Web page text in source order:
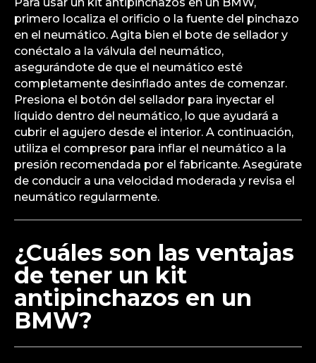
primero localiza el orificio o la fuente del pinchazo
en el neumático. Agita bien el bote de sellador y
conéctalo a la válvula del neumático,
asegurándote de que el neumático esté
completamente desinflado antes de comenzar.
Presiona el botón del sellador para inyectar el
líquido dentro del neumático, lo que ayudará a
cubrir el agujero desde el interior. A continuación,
utiliza el compresor para inflar el neumático a la
presión recomendada por el fabricante. Asegúrate
de conducir a una velocidad moderada y revisa el
neumático regularmente.
¿Cuáles son las ventajas
de tener un kit
antipinchazos en un
BMW?